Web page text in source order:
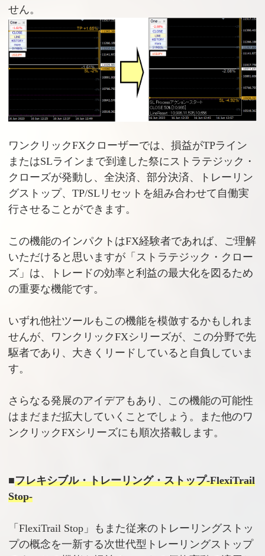
せん。
ワンクリックFXクローザーでは、損益がTPライン
またはSLラインまで到達した祭にストラテジック・
クローズが発動し、全決済、部分決済、トレーリン
グストップ、TP/SLリセットを組み合わせて自働実
行させることができます。
この機能のインパクトはFX経験者であれば、ご理解
いただけると思いますが「ストラテジック・クロー
ズ」は、トレードの効率と利益の最大化を図るため
の重要な機能です。
いずれ他社ツールもこの機能を模倣するかもしれま
せんが、ワンクリックFXシリーズが、この分野で先
駆者であり、大きくリードしていると自負していま
す。
さらなる発展のアイデアもあり、この機能の可能性
はまだまだ拡大していくことでしょう。また他のワ
ンクリックFXシリーズにも順次搭載します。
■フレキシブル・トレーリング・ストップ-FlexiTrail
Stop-
「FlexiTrail Stop」もまた従来のトレーリングストッ
プの概念を一新する次世代型トレーリングストップ